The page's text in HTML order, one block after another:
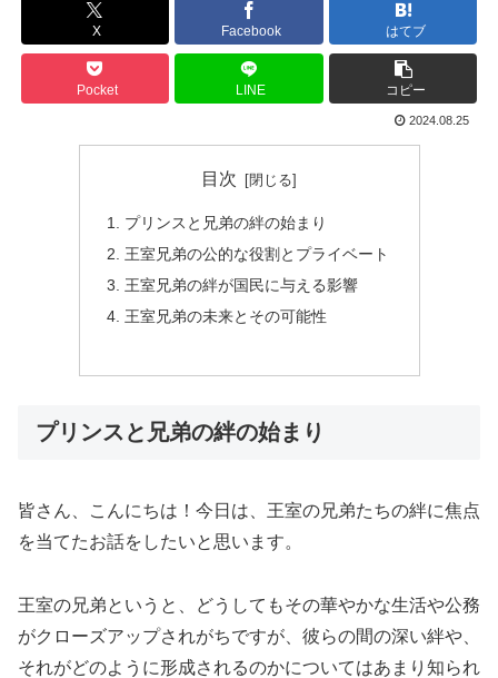
X Facebook はてブ
Pocket LINE コピー
2024.08.25
目次
プリンスと兄弟の絆の始まり
王室兄弟の公的な役割とプライベート
王室兄弟の絆が国民に与える影響
王室兄弟の未来とその可能性
プリンスと兄弟の絆の始まり
皆さん、こんにちは！今日は、王室の兄弟たちの絆に焦点
を当てたお話をしたいと思います。
王室の兄弟というと、どうしてもその華やかな生活や公務
がクローズアップされがちですが、彼らの間の深い絆や、
それがどのように形成されるのかについてはあまり知られ